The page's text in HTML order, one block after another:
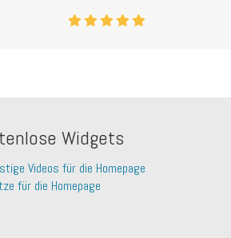
Widgets
Videos für die Homepage
für die Homepage